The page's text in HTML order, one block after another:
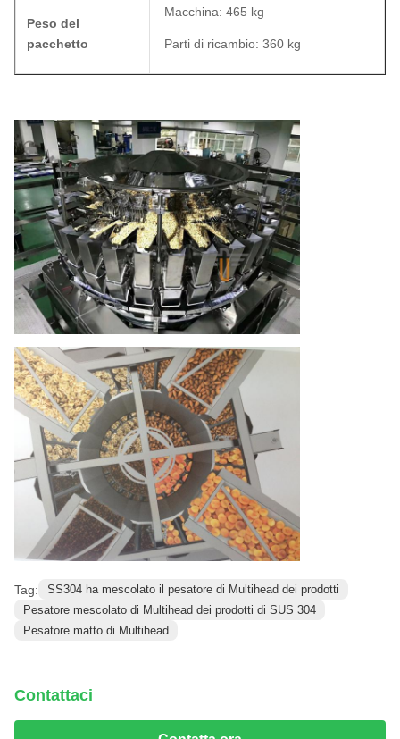
Peso del
pacchetto
Macchina: 465 kg
Parti di ricambio: 360 kg
Tag:
SS304 ha mescolato il pesatore di Multihead dei prodotti
Pesatore mescolato di Multihead dei prodotti di SUS 304
Pesatore matto di Multihead
Contattaci